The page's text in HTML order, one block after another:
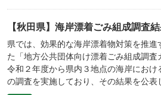
【秋田県】海岸漂着ごみ組成調査
県では、効果的な海岸漂着物対策を推進
た「地方公共団体向け漂着ごみ組成調査
令和２年度から県内３地点の海岸にお
の調査を実施しており、その結果を公表